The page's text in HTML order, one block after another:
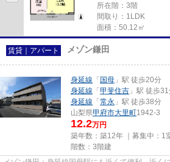
所在階：3階
間取り：1LDK
面積：50.12㎡
賃貸｜アパート メゾン鎌田
身延線 「 国母 」駅 徒歩20分
身延線 「 甲斐住吉 」駅 徒歩
身延線 「 常永 」駅 徒歩38分
山梨県甲府市大里町1942-3
12.2万円
築年数：築12年 ｜募集中： 1
階数：3階建